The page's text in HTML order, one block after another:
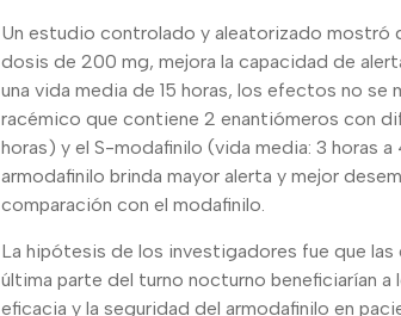
Un estudio controlado y aleatorizado mostró
dosis de 200 mg, mejora la capacidad de
una vida media de 15 horas, los efectos no
racémico que contiene 2 enantiómeros con
horas) y el S-modafinilo (vida media: 3 horas
armodafinilo brinda mayor alerta y mejor
comparación con el modafinilo.
La hipótesis de los investigadores fue que
última parte del turno nocturno beneficiarían
eficacia y la seguridad del armodafinilo en